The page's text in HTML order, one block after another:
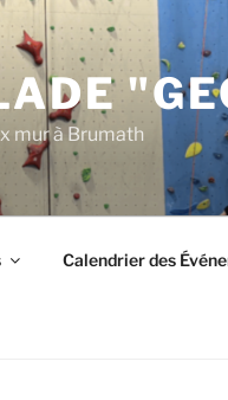
mur à Brumath
Calendrier des